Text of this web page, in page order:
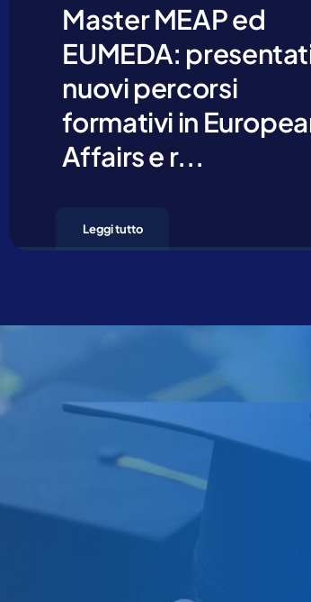
Master MEAP ed
EUMEDA:
nuovi percorsi
formativi in
Affairs e r...
Leggi tutto